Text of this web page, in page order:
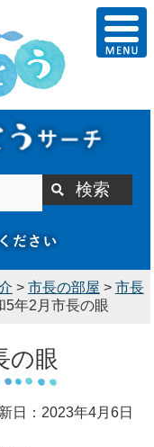
> 市長の部屋 > 市長
5年2月市長の眼
の眼
日：2023年4月6日